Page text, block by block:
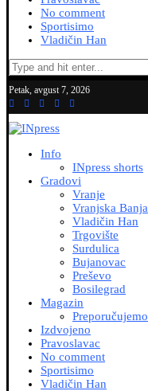
No comment
Sportisimo
Vladičin Han
Petak, avgust 7, 2026
Info
INpress shorts
Gradovi
Vranje
Vranjska Banja
Vladičin Han
Trgovište
Surdulica
Bujanovac
Preševo
Bosilegrad
Magazin
Preporučujemo
Izdvojeno
Pravoslavac
No comment
Sportisimo
Vladičin Han